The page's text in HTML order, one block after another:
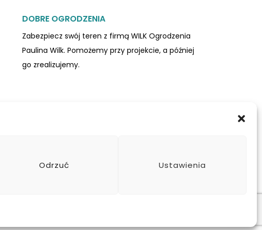
Odrzuć Ustawienia
DOBRE OGRODZENIA
Zabezpiecz swój teren z firmą WILK Ogrodzenia
Paulina Wilk. Pomożemy przy projekcie, a później
go zrealizujemy.